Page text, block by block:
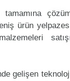
tamamına
ürün
gelişen